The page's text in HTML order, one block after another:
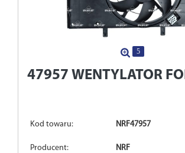
5
47957 WENTYLATOR
Kod towaru: NRF47957
Producent: NRF